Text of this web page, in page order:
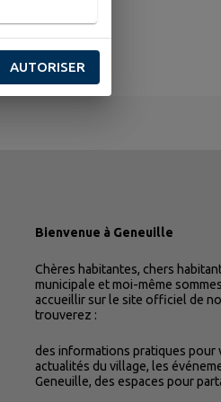
Bienvenue à Geneuille
Chères habitantes, chers
municipale et moi-même
accueillir sur le site officiel de
trouverez :
des informations pratiques pour
actualités du village, les
Geneuille, des espaces pour
AUTORISER